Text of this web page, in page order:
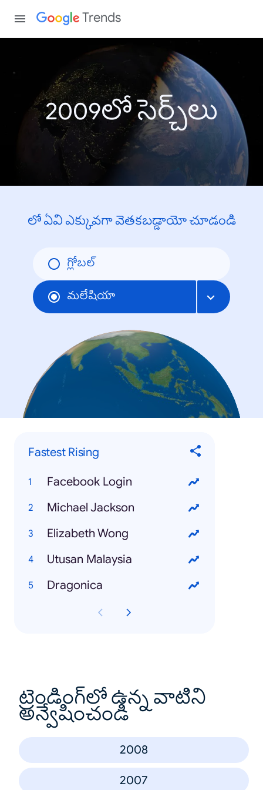
Trends
2009లో సెర్చ్‌లు
లో ఏవి ఎక్కువగా వెతకబడ్డాయో చూడండి
గ్లోబల్
మలేషియా
Fastest Rising
Facebook Login
Michael Jackson
Elizabeth Wong
Utusan Malaysia
Dragonica
ట్రెండింగ్‌లో ఉన్న వాటిని
అన్వేషించండి
2008
2007